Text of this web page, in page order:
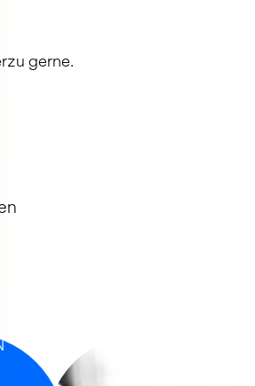
gerne.